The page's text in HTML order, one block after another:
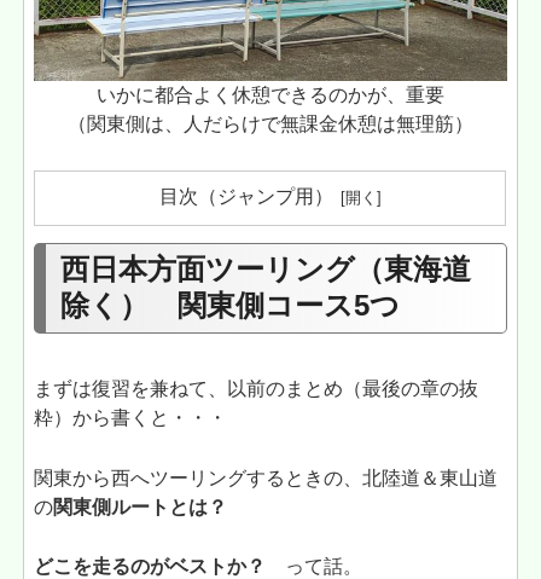
いかに都合よく休憩できるのかが、重要
（関東側は、人だらけで無課金休憩は無理筋）
目次（ジャンプ用）
西日本方面ツーリング（東海道
除く） 関東側コース5つ
まずは復習を兼ねて、以前のまとめ（最後の章の抜
粋）から書くと・・・
関東から西へツーリングするときの、北陸道＆東山道
の関東側ルートとは？
どこを走るのがベストか？ って話。